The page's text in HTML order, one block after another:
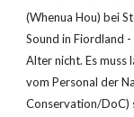
(Whenua Hou) bei
Sound in Fiordland
Alter nicht. Es muss
vom Personal der
Conservation/DoC)